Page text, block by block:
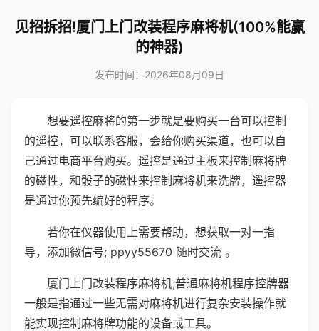
见招拆招!厦门上门改装程序麻将机(100%能赢
的神器)
发布时间：2026年08月09日
想要遥控麻将的第一步就是要购买一台可以控制
的遥控，可以联系客服，会给你购买渠道，也可以自
己通过电商平台购买。遥控是通过主板来控制麻将牌
的磁性，和骰子的磁性来控制麻将机来洗牌，遥控器
是通过你预先编好的程序。
若你在仪器使用上需要帮助，想获取一对一指
导，添加微信号; ppyy55670 随时交流 。
厦门上门改装程序麻将机;普通麻将机程序控牌器
一般是指通过一些无需对麻将机进行复杂安装操作就
能实现控制麻将牌功能的设备或工具。